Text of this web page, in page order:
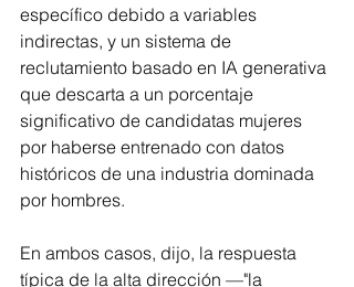
específico debido a variables
indirectas, y un sistema de
reclutamiento basado en IA generativa
que descarta a un porcentaje
significativo de candidatas mujeres
por haberse entrenado con datos
históricos de una industria dominada
por hombres.
En ambos casos, dijo, la respuesta
típica de la alta dirección —"la